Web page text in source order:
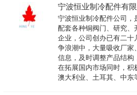
宁波恒业制冷配件有
宁波恒业制冷配件公司，
配套各种铜阀门、研究
企业，公司创办已有二
争浪潮中，大量吸收厂
信息，及时调整产品结构
在拓展国内市场同时，积
澳大利业、土耳其、中